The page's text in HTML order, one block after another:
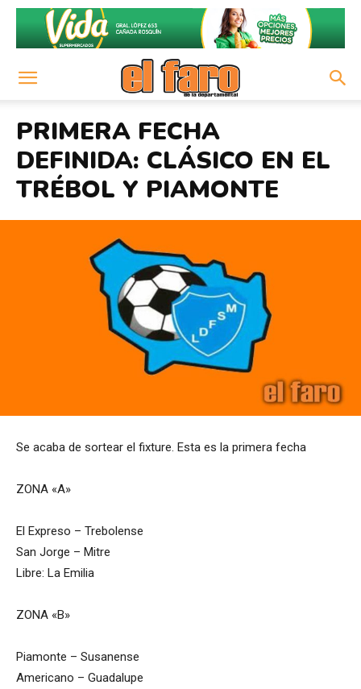
PRIMERA FECHA
DEFINIDA: CLÁSICO EN EL
TRÉBOL Y PIAMONTE
Se acaba de sortear el fixture. Esta es la primera fecha
ZONA «A»
El Expreso – Trebolense
San Jorge – Mitre
Libre: La Emilia
ZONA «B»
Piamonte – Susanense
Americano – Guadalupe